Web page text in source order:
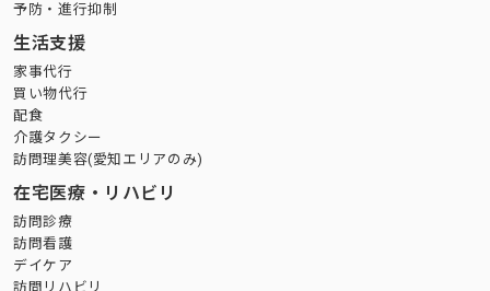
予防・進行抑制
生活支援
家事代行
買い物代行
配食
介護タクシー
訪問理美容(愛知エリアのみ)
在宅医療・リハビリ
訪問診療
訪問看護
デイケア
訪問リハビリ